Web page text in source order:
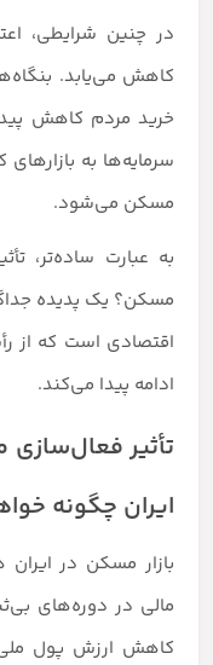
در چنین شرایطی،
کاهش می‌یابد.
خرید مردم کاهش
سرمایه‌ها به
مسکن می‌شود.
به عبارت ساده‌تر،
مسکن؟ یک پدیده
اقتصادی است که از
ادامه پیدا می‌کند.
تأثیر
ایران چگونه
بازار مسکن در
مالی در دوره‌های
کاهش ارزش پول